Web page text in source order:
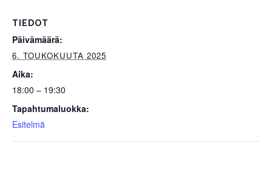
TIEDOT
Päivämäärä:
6. TOUKOKUUTA 2025
Aika:
18:00 – 19:30
Tapahtumaluokka:
Esitelmä